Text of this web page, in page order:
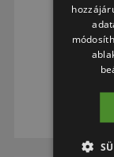
1142